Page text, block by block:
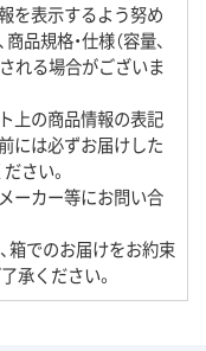
を表示するよう努め
品規格・仕様（容量、
れる場合がございま
上の商品情報の表記
には必ずお届けした
さい。
ーカー等にお問い合
箱でのお届けをお約束
承ください。